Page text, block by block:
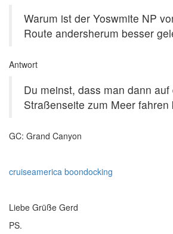
Warum ist der Yoswmite NP
Route andersherum besser
Antwort
Du meinst, dass man dann auf
Straßenseite zum Meer fahren
GC: Grand Canyon
cruiseamerica boondocking
Liebe Grüße Gerd
PS.